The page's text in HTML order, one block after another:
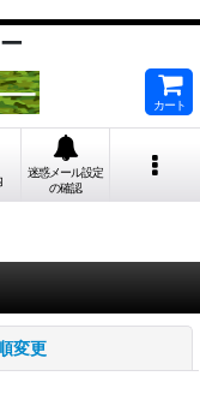
カート
迷惑メール設定
の確認
変更